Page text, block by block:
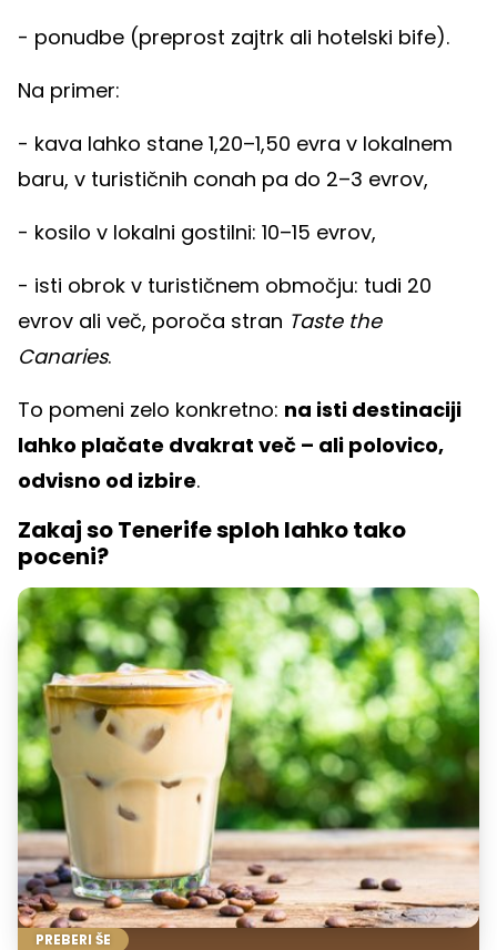
- ponudbe (preprost zajtrk ali hotelski bife).
Na primer:
- kava lahko stane 1,20–1,50 evra v lokalnem
baru, v turističnih conah pa do 2–3 evrov,
- kosilo v lokalni gostilni: 10–15 evrov,
- isti obrok v turističnem območju: tudi 20
evrov ali več, poroča stran Taste the
Canaries.
To pomeni zelo konkretno: na isti destinaciji
lahko plačate dvakrat več – ali polovico,
odvisno od izbire.
Zakaj so Tenerife sploh lahko tako
poceni?
PREBERI ŠE